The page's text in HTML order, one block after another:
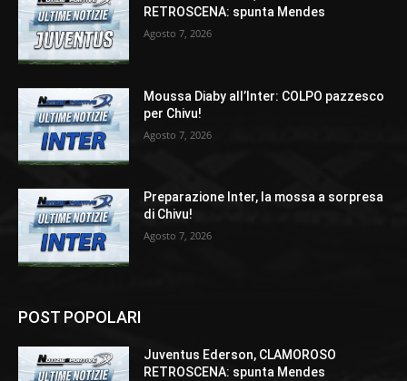
RETROSCENA: spunta Mendes
Agosto 7, 2026
Moussa Diaby all’Inter: COLPO pazzesco
per Chivu!
Agosto 7, 2026
Preparazione Inter, la mossa a sorpresa
di Chivu!
Agosto 7, 2026
POST POPOLARI
Juventus Ederson, CLAMOROSO
RETROSCENA: spunta Mendes